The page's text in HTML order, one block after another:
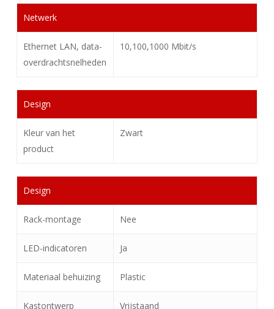
Netwerk
Ethernet LAN, data-
overdrachtsnelheden
10,100,1000 Mbit/s
Design
Kleur van het
product
Zwart
Design
Rack-montage Nee
LED-indicatoren Ja
Materiaal behuizing Plastic
Kastontwerp Vrijstaand